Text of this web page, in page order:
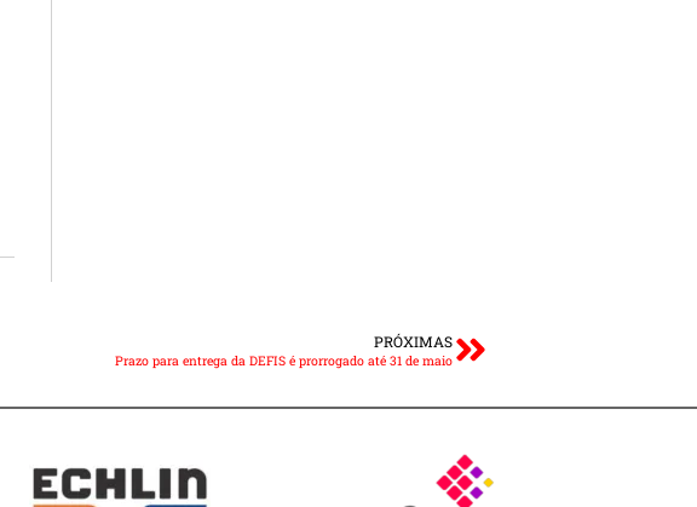
PRÓXIMAS
Prazo para entrega da DEFIS é prorrogado até 31 de maio